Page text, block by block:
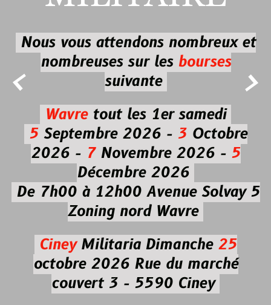
 
Nous vous attendons nombreux et
nombreuses sur les bourses
suivante
Wavretout les 1er samedi
5Septembre 2026 - 3Octobre
2026 -7Novembre 2026 - 5
Décembre 2026
De 7h00 à 12h00 Avenue Solvay 5
Zoning nord Wavre
CineyMilitaria Dimanche 25
octobre 2026Rue du marché
couvert 3 - 5590 Ciney